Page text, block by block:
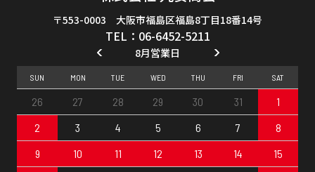
〒553-0003 大阪市福島区福島8丁目18番14号
TEL：06-6452-5211
8月営業日
SUN MON TUE WED THU FRI SAT
26 27 28 29 30 31
1
2
3 4 5 6 7
8
9
10 11 12 13 14
15